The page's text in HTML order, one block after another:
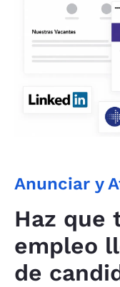
Anunciar y
Haz que
empleo
de